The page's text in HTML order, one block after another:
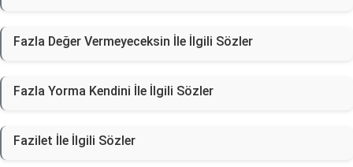
Fazla Değer Vermeyeceksin İle İlgili Sözler
Fazla Yorma Kendini İle İlgili Sözler
Fazilet İle İlgili Sözler